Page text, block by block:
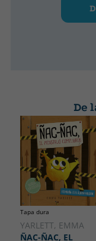
De
Tapa dura
YARLETT, EMMA
ÑAC-ÑAC, EL